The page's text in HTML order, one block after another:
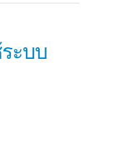
ะบบ